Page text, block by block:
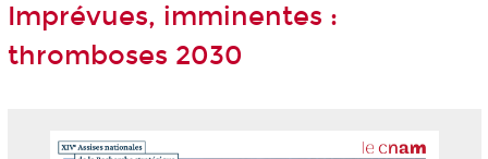
Imprévues, imminentes :
thromboses 2030